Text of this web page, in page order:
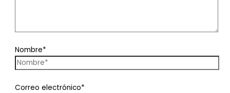
Nombre*
Correo electrónico*